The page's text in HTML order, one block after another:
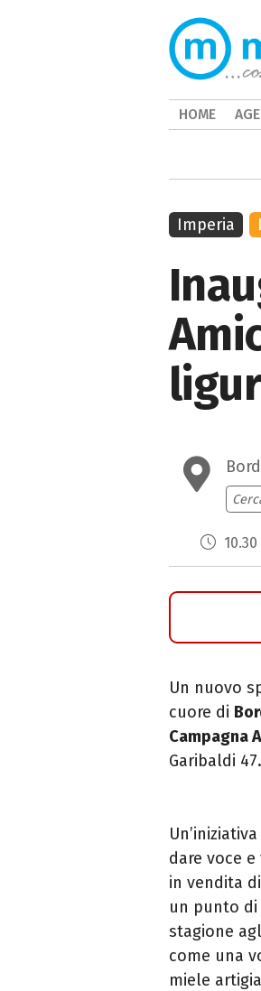
10.30
Un nuovo
cuore di
Campagna
Garibaldi 47.
dare voce
in vendita
un punto
stagione
come una
miele
Imperia
HOME